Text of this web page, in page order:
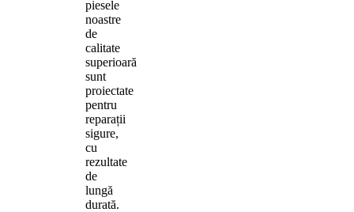
piesele
noastre
de
calitate
superioară
sunt
proiectate
pentru
reparații
sigure,
cu
rezultate
de
lungă
durată.